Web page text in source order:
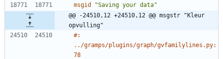
msgid
"Saving your data"
@@ -24510,12 +24510,12 @@ msgstr "Kleur
opvulling"
#:
../gramps/plugins/graph/gvfamilylines.py:
78